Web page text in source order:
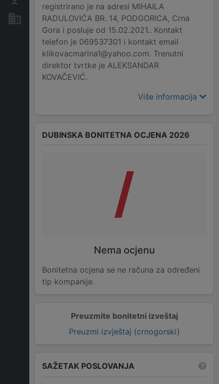
Nekretnine i imovina
registrirano je na adresi MIHAILA
RADULOVIĆA BR. 14, PODGORICA, Crna
Gora i posluje od 15.02.2021.. Kontakt
telefon je 069537301 i kontakt email
klikovacmarina1@yahoo.com. Trenutni
direktor tvrtke je ALEKSANDAR
KOVAČEVIĆ.
Više informacija
Preuzmite bonitetni izveštaj
Preuzmi izvještaj (crnogorski)
DUBINSKA BONITETNA OCJENA 2026
/
Nema ocjenu
Bonitetna ocjena se ne računa za određeni
tip kompanije.
SAŽETAK POSLOVANJA